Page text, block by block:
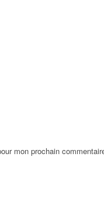
mon prochain